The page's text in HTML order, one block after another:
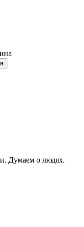
Думаем о людях.